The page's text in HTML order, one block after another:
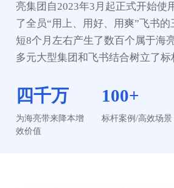
亮集团自2023年3月起正式开始使
了全员“用上、用好、用爽”飞书
短8个月左右产生了数百个属于海
多元大型集团和飞书结合树立了标
四千万
为海亮带来降本增
效价值
100+
标杆案例/高效场景